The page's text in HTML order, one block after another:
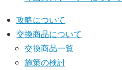
攻略について
交換商品について
交換商品一覧
施策の検討